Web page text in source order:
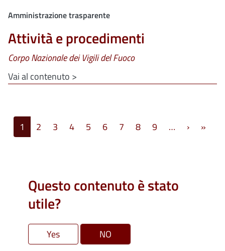
Clone di
Amministrazione trasparente
Attività e procedimenti
Corpo Nazionale dei Vigili del Fuoco
Vai al contenuto >
Paginazione
1 2 3 4 5 6 7 8 9 … ›Pagina
»
Questo contenuto è stato
utile?